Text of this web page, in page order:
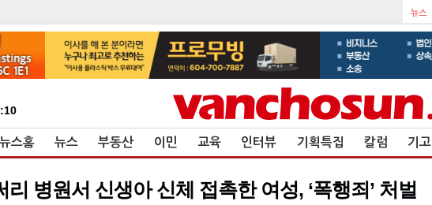
뉴스홈 뉴스 부동산 이민 교육 인터뷰 기획특집 칼럼 기고
리 병원서 신생아 신체 접촉한 여성, ‘폭행죄’ 처벌